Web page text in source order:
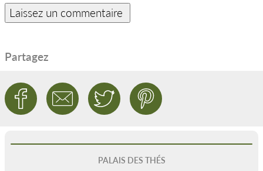
Partagez
PALAIS DES THÉS